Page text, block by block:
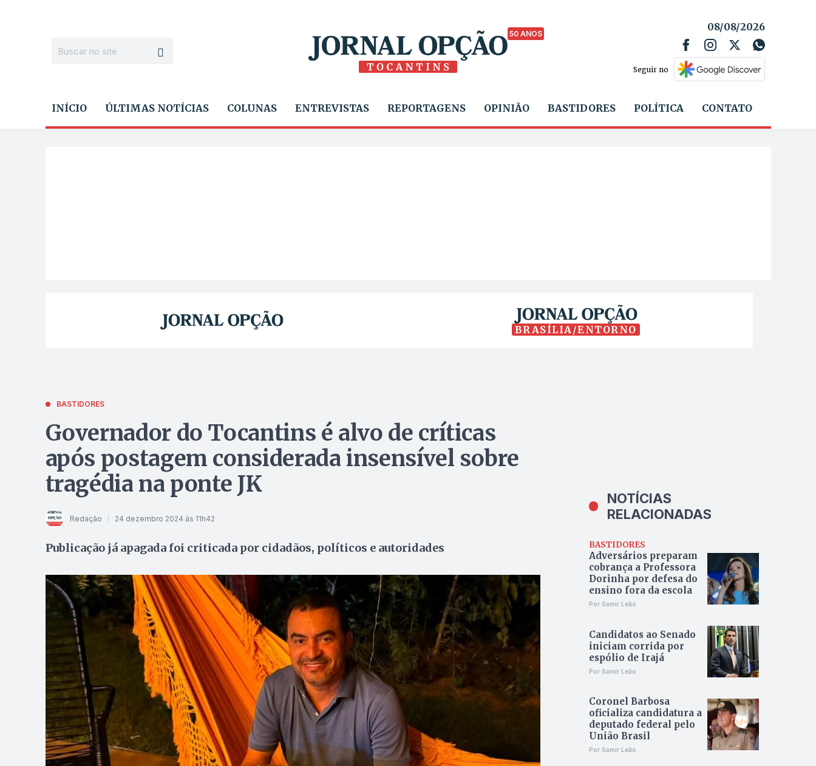
50 ANOS
08/08/2026
Seguir no
INÍCIO ÚLTIMAS NOTÍCIAS COLUNAS ENTREVISTAS REPORTAGENS OPINIÃO BASTIDORES POLÍTICA CONTATO
BRASÍLIA/ENTORNO
BASTIDORES
Governador do Tocantins é alvo de críticas
após postagem considerada insensível sobre
tragédia na ponte JK
Redação 24 dezembro 2024 às 11h42
Publicação já apagada foi criticada por cidadãos, políticos e autoridades
NOTÍCIAS
RELACIONADAS
BASTIDORES
Adversários preparam
cobrança a Professora
Dorinha por defesa do
ensino fora da escola
Por Samir Leão
Candidatos ao Senado
iniciam corrida por
espólio de Irajá
Por Samir Leão
Coronel Barbosa
oficializa candidatura a
deputado federal pelo
União Brasil
Por Samir Leão